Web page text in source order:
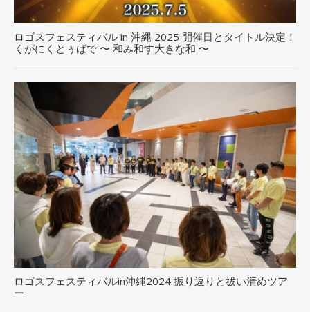
ロゴスフェスティバル in 沖縄 2025 開催日とタイトル決定！
くがにくとぅばで 〜 和み和す大きな和 〜
ロゴスフェスティバルin沖縄2024 振り返りと祓い清めツア
ー